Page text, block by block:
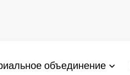
объединение